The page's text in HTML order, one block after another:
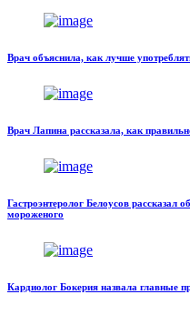
Врач объяснила, как лучше
Врач Лапина рассказала, как
Гастроэнтеролог Белоусов рассказал
мороженого
Кардиолог Бокерия назвала главные